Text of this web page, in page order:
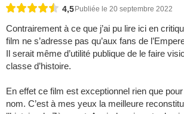
4,5 Publiée le 20 septembre 2022
Contrairement à ce que j’ai pu lire ici en
film ne s’adresse pas qu’aux fans de
Il serait même d’utilité publique de le faire
classe d’histoire.
En effet ce film est exceptionnel rien que
nom. C’est à mes yeux la meilleure